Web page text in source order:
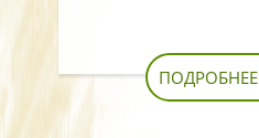
ПОДРОБНЕЕ